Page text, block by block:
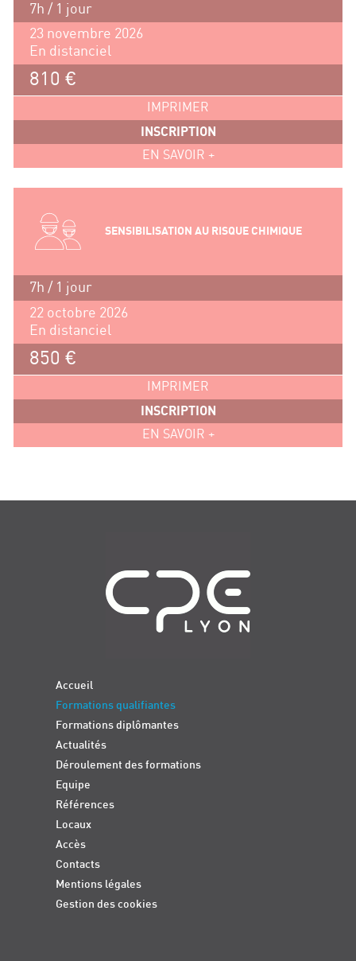
7h / 1 jour
23 novembre 2026
En distanciel
810 €
IMPRIMER
INSCRIPTION
EN SAVOIR +
SENSIBILISATION AU RISQUE CHIMIQUE
7h / 1 jour
22 octobre 2026
En distanciel
850 €
IMPRIMER
INSCRIPTION
EN SAVOIR +
Accueil
Formations qualifiantes
Formations diplômantes
Actualités
Déroulement des formations
Equipe
Références
Locaux
Accès
Contacts
Mentions légales
Gestion des cookies